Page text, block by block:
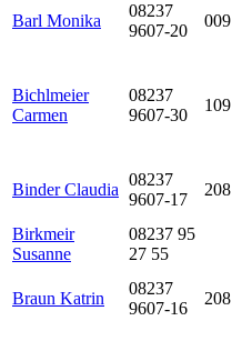
Barl Monika
08237
9607-20
009
Bichlmeier
Carmen
08237
9607-30
109
Binder Claudia
08237
9607-17
208
Birkmeir
Susanne
08237 95
27 55
Braun Katrin
08237
9607-16
208